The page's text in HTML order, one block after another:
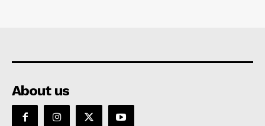
About us